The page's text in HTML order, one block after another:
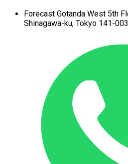
Forecast Gotanda West 5th
Shinagawa-ku, Tokyo 141-